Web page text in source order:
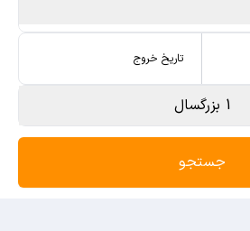
تاریخ خروج
جستجو